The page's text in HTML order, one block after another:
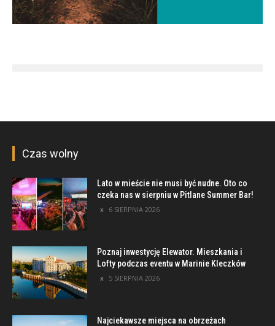
Czas wolny
Lato w mieście nie musi być nudne. Oto co
czeka nas w sierpniu w Pitlane Summer Bar!
6 SIERPNIA 2026
Poznaj inwestycję Elewator. Mieszkania i
Lofty podczas eventu w Marinie Kleczków
5 SIERPNIA 2026
Najciekawsze miejsca na obrzeżach